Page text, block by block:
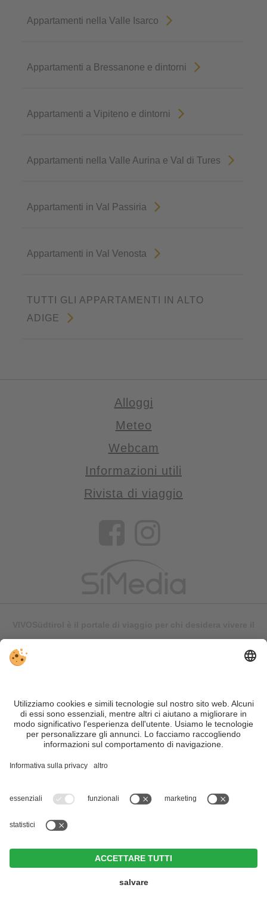
Naturhotel Leitlhof
Appartamenti nella Valle Isarco
Appartamenti a Bressanone e dintorni
Appartamenti a Vipiteno e dintorni
Appartamenti nella Valle Aurina e Val di Tures
Appartamenti in Val Passiria
Appartamenti in Val Venosta
TUTTI GLI APPARTAMENTI IN ALTO
ADIGE
Alloggi
Meteo
Webcam
Informazioni utili
Rivista di viaggio
contenuti, si possono verificare errori. Non garantiamo la
correttezza e la completezza di tutte le informazioni. Per
motivi di sicurezza, si prega di verificare chiedendo
direttamente sul posto all'organizzatore.
Sitemap| Editoria& Direttiva privacy |Impostazioni cookie individuali